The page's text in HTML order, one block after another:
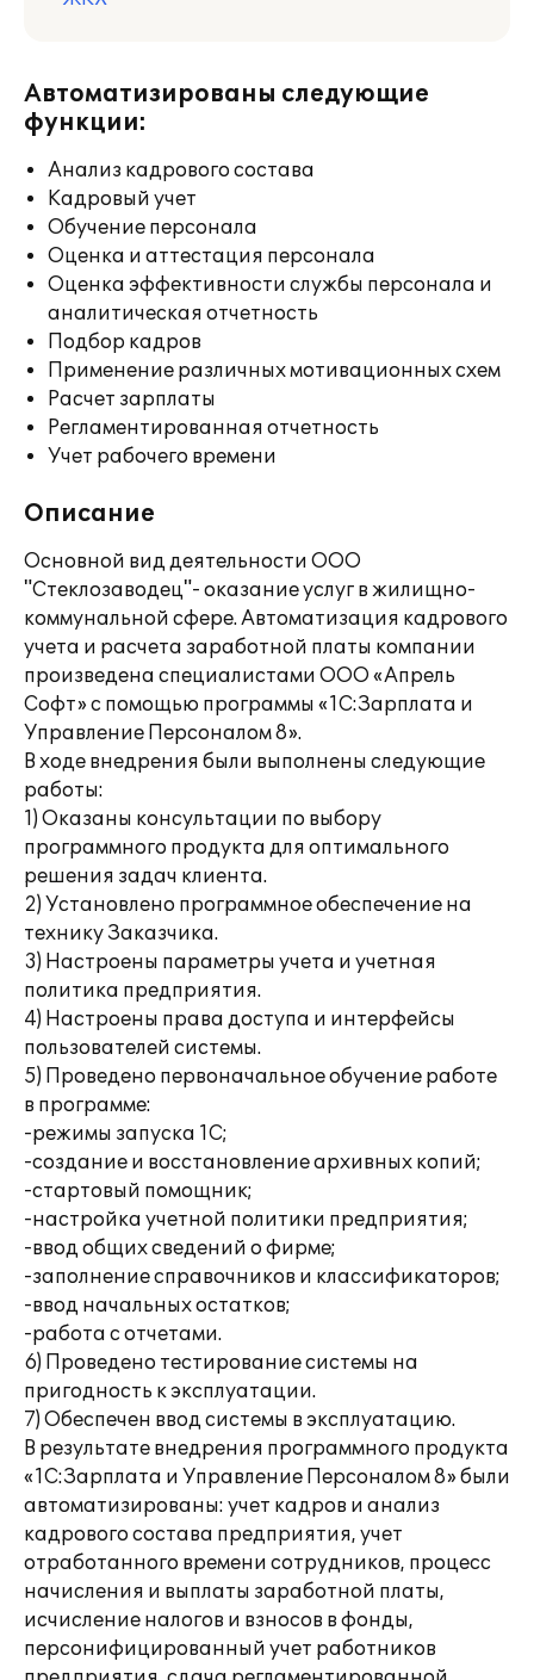
Автоматизированы следующие
функции:
Анализ кадрового состава
Кадровый учет
Обучение персонала
Оценка и аттестация персонала
Оценка эффективности службы персонала и
аналитическая отчетность
Подбор кадров
Применение различных мотивационных схем
Расчет зарплаты
Регламентированная отчетность
Учет рабочего времени
Описание
Основной вид деятельности ООО
"Стеклозаводец"- оказание услуг в жилищно-
коммунальной сфере. Автоматизация кадрового
учета и расчета заработной платы компании
произведена специалистами ООО «Апрель
Софт» с помощью программы «1С:Зарплата и
Управление Персоналом 8».
В ходе внедрения были выполнены следующие
работы:
1) Оказаны консультации по выбору
программного продукта для оптимального
решения задач клиента.
2) Установлено программное обеспечение на
технику Заказчика.
3) Настроены параметры учета и учетная
политика предприятия.
4) Настроены права доступа и интерфейсы
пользователей системы.
5) Проведено первоначальное обучение работе
в программе:
-режимы запуска 1С;
-создание и восстановление архивных копий;
-стартовый помощник;
-настройка учетной политики предприятия;
-ввод общих сведений о фирме;
-заполнение справочников и классификаторов;
-ввод начальных остатков;
-работа с отчетами.
6) Проведено тестирование системы на
пригодность к эксплуатации.
7) Обеспечен ввод системы в эксплуатацию.
В результате внедрения программного продукта
«1С:Зарплата и Управление Персоналом 8» были
автоматизированы: учет кадров и анализ
кадрового состава предприятия, учет
отработанного времени сотрудников, процесс
начисления и выплаты заработной платы,
исчисление налогов и взносов в фонды,
персонифицированный учет работников